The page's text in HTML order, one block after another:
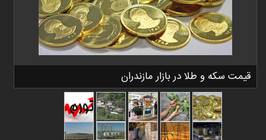
قیمت سکه و طلا در بازار مازندران